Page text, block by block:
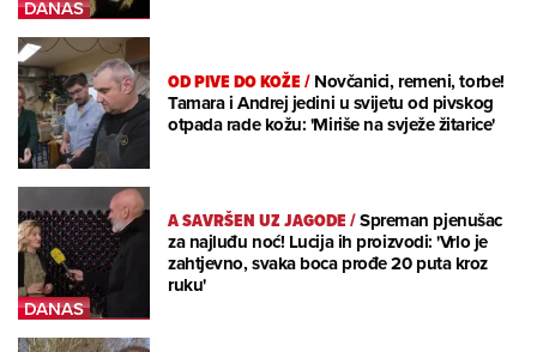
OD PIVE DO KOŽE/Novčanici, remeni, torbe!
Tamara i Andrej jedini u svijetu od pivskog
otpada rade kožu: 'Miriše na svježe žitarice'
A SAVRŠEN UZ JAGODE/Spreman pjenušac
za najluđu noć! Lucija ih proizvodi: 'Vrlo je
zahtjevno, svaka boca prođe 20 puta kroz
ruku'